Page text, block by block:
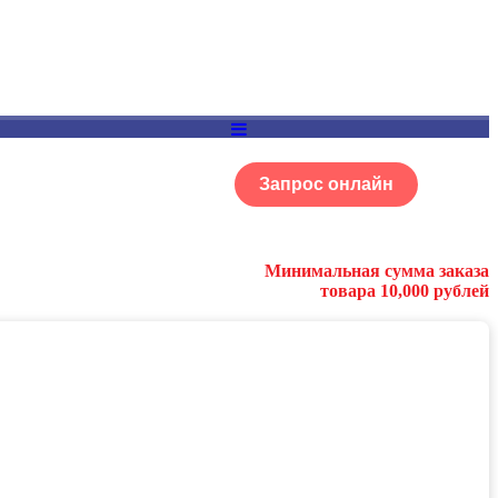
Запрос онлайн
Минимальная сумма заказа
товара 10,000 рублей